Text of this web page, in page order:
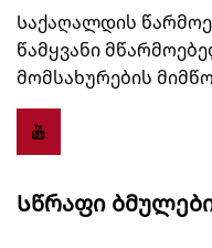
Საქაღალდის
წამყვანი
მომსახურების
Სწრაფი